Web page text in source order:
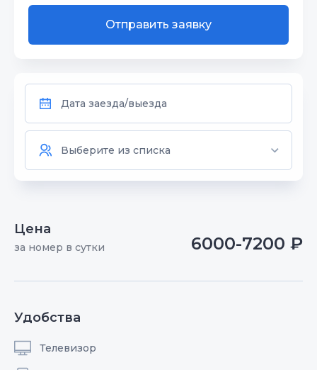
Отправить заявку
Цена
за номер в сутки 6000-7200 ₽
Удобства
Телевизор